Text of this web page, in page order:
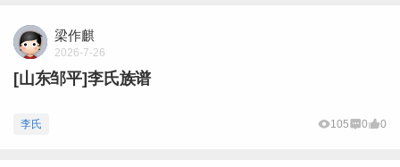
梁作麒
2026-7-26
[山东邹平]李氏族谱
李氏 105 0 0